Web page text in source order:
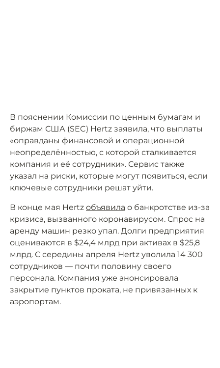
В пояснении Комиссии по ценным бумагам и
биржам США (SEC) Hertz заявила, что выплаты
«оправданы финансовой и операционной
неопределённостью, с которой сталкивается
компания и её сотрудники». Сервис также
указал на риски, которые могут появиться, если
ключевые сотрудники решат уйти.
В конце мая Hertz объявила о банкротстве из-за
кризиса, вызванного коронавирусом. Спрос на
аренду машин резко упал. Долги предприятия
оцениваются в $24,4 млрд при активах в $25,8
млрд. С середины апреля Hertz уволила 14 300
сотрудников — почти половину своего
персонала. Компания уже анонсировала
закрытие пунктов проката, не привязанных к
аэропортам.